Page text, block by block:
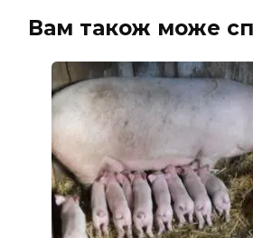
Вам також може